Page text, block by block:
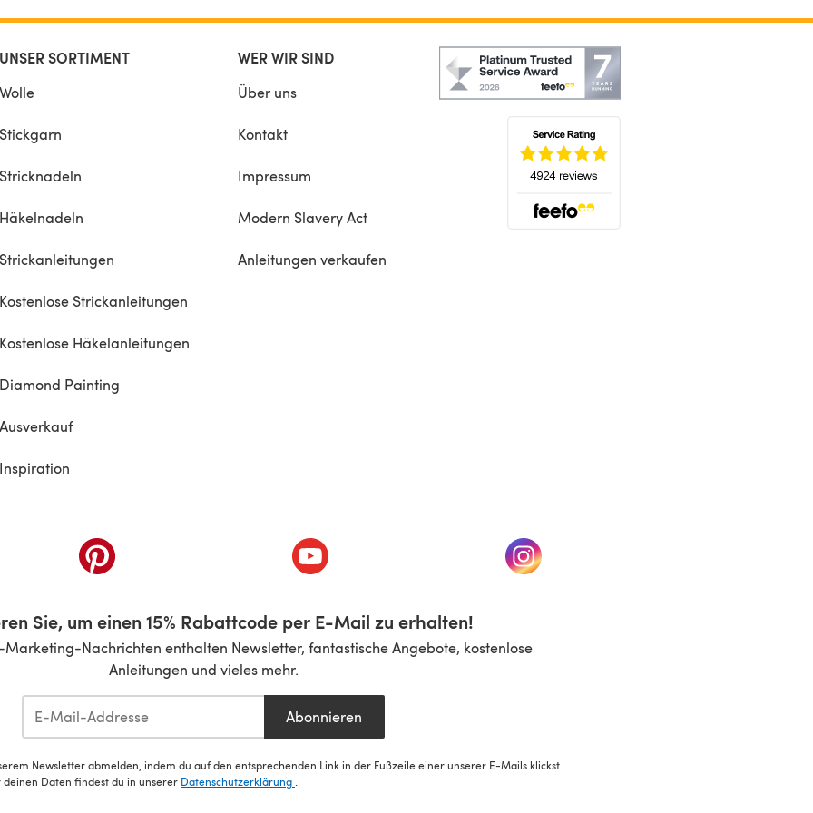
to
UNSER SORTIMENT
Wolle
Stickgarn
Stricknadeln
Häkelnadeln
Strickanleitungen
Kostenlose Strickanleitungen
Kostenlose Häkelanleitungen
Diamond Painting
Ausverkauf
Inspiration
WER WIR SIND
Über uns
Kontakt
Impressum
Modern Slavery Act
Anleitungen verkaufen
neuen Tab)(öffnet sich in einem neuen Tab)(öffnet sich in einem neuen Tab)(öffnet sich in einem neuen Tab)
Sie, um einen 15% Rabattcode per E-Mail zu erhalten!
Nachrichten enthalten Newsletter, fantastische Angebote, kostenlose
Anleitungen und vieles mehr.
Abonnieren
Newsletter abmelden, indem du auf den entsprechenden Link in der Fußzeile einer unserer E-Mails klickst.
Daten findest du in unserer Datenschutzerklärung .